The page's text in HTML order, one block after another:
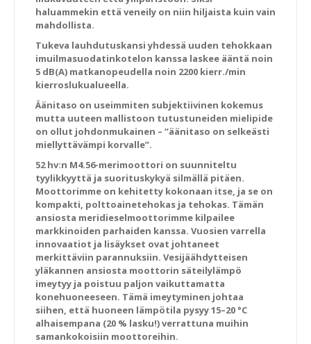
haluammekin että veneily on niin hiljaista kuin vain
mahdollista.
Tukeva lauhdutuskansi yhdessä uuden tehokkaan
imuilmasuodatinkotelon kanssa laskee ääntä noin
5 dB(A) matkanopeudella noin 2200 kierr./min
kierroslukualueella.
Äänitaso on useimmiten subjektiivinen kokemus
mutta uuteen mallistoon tutustuneiden mielipide
on ollut johdonmukainen – ”äänitaso on selkeästi
miellyttävämpi korvalle”.
52 hv:n M4.56-merimoottori on suunniteltu
tyylikkyyttä ja suorituskykyä silmällä pitäen.
Moottorimme on kehitetty kokonaan itse, ja se on
kompakti, polttoainetehokas ja tehokas. Tämän
ansiosta meridieselmoottorimme kilpailee
markkinoiden parhaiden kanssa. Vuosien varrella
innovaatiot ja lisäykset ovat johtaneet
merkittäviin parannuksiin. Vesijäähdytteisen
yläkannen ansiosta moottorin säteilylämpö
imeytyy ja poistuu paljon vaikuttamatta
konehuoneeseen. Tämä imeytyminen johtaa
siihen, että huoneen lämpötila pysyy 15–20 °C
alhaisempana (20 % lasku!) verrattuna muihin
samankokoisiin moottoreihin.